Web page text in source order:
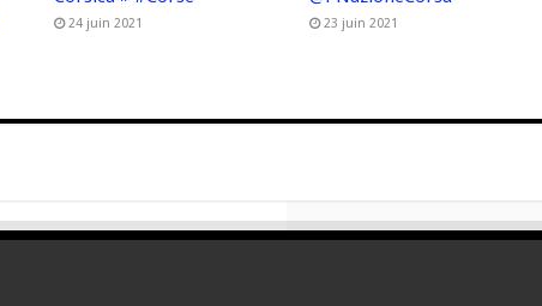
24 juin 2021 23 juin 2021